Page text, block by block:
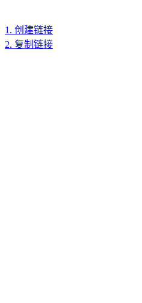
1. 创建链接
2. 复制链接